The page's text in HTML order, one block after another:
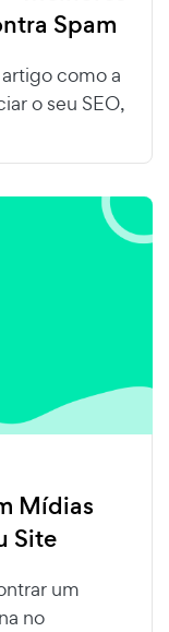
Spam
como a
o seu SEO,
Mídias
Site
um
no